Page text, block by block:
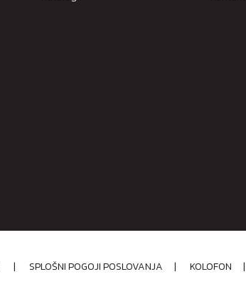
| SPLOŠNI POGOJI POSLOVANJA | KOLOFON |